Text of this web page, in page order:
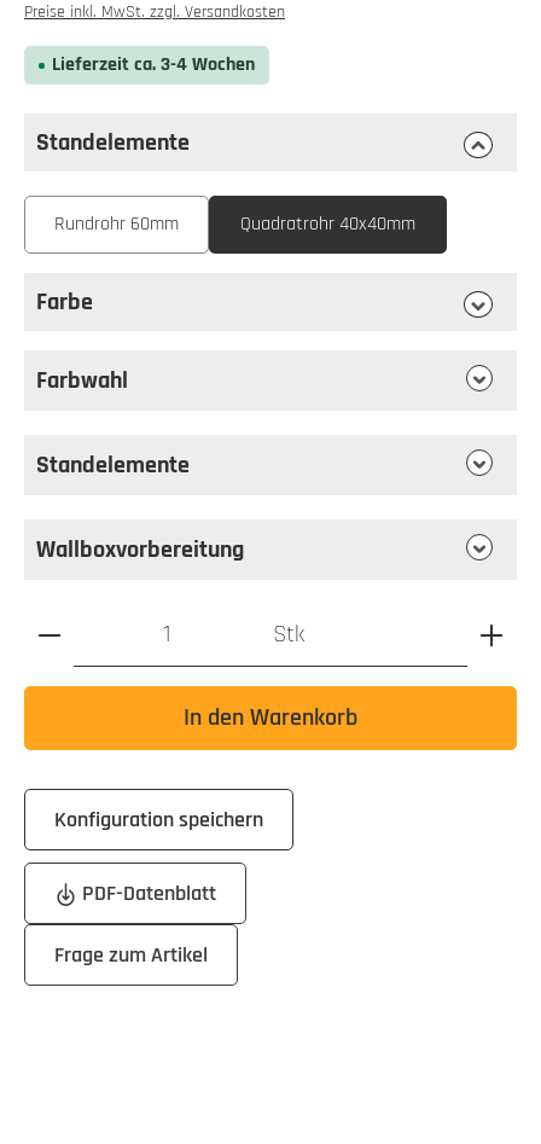
Preise inkl. MwSt. zzgl. Versandkosten
Lieferzeit ca. 3-4 Wochen
Standelemente
Standelementeauswählen
Rundrohr 60mm Quadratrohr 40x40mm
Farbe
Farbwahl
Standelemente
Wallboxvorbereitung
Produkt Anzahl: Gib den gewünschten Wert ein oder
Stk
In den Warenkorb
Konfiguration speichern
PDF-Datenblatt
Frage zum Artikel